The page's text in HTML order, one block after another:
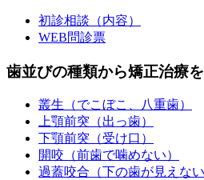
初診相談（内容）
WEB問診票
歯並びの種類から矯正治療
叢生（でこぼこ、八重歯）
上顎前突（出っ歯）
下顎前突（受け口）
開咬（前歯で噛めない）
過蓋咬合（下の歯が見えない